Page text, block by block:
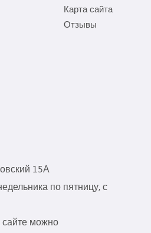
Карта сайта
Отзывы
15А
по пятницу, с
можно